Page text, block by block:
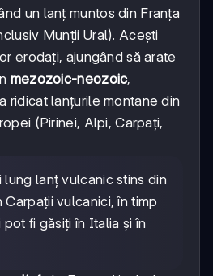
un lanț muntos din Franța
Munții Ural). Acești
erodați, ajungând să arate
mezozoic-neozoic,
ridicat lanțurile montane din
(Pirinei, Alpi, Carpați,
lung lanț vulcanic stins din
Carpații vulcanici, în timp
fi găsiți în Italia și în